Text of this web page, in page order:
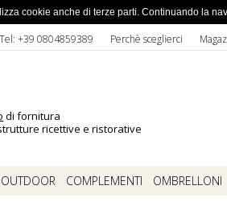
Tel: +39 0804859389 Perchè sceglierci
di fornitura
ricettive e ristorative
OUTDOOR COMPLEMENTI OMBRELLONI
cookie anche di terze parti. Continuando la